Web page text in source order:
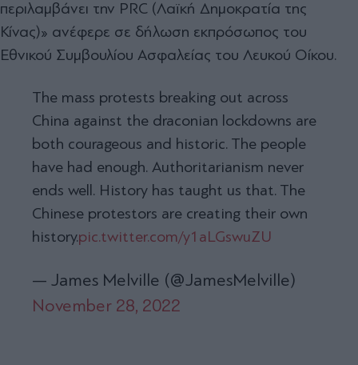
περιλαμβάνει την PRC (Λαϊκή Δημοκρατία της
Κίνας)» ανέφερε σε δήλωση εκπρόσωπος του
Εθνικού Συμβουλίου Ασφαλείας του Λευκού Οίκου.
The mass protests breaking out across
China against the draconian lockdowns are
both courageous and historic. The people
have had enough. Authoritarianism never
ends well. History has taught us that. The
Chinese protestors are creating their own
history.pic.twitter.com/y1aLGswuZU
— James Melville (@JamesMelville)
November 28, 2022